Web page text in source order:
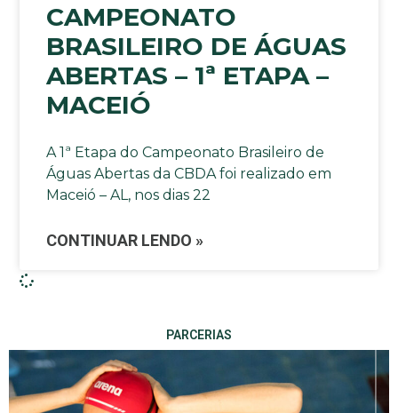
CAMPEONATO
BRASILEIRO DE ÁGUAS
ABERTAS – 1ª ETAPA –
MACEIÓ
A 1ª Etapa do Campeonato Brasileiro de
Águas Abertas da CBDA foi realizado em
Maceió – AL, nos dias 22
CONTINUAR LENDO »
PARCERIAS